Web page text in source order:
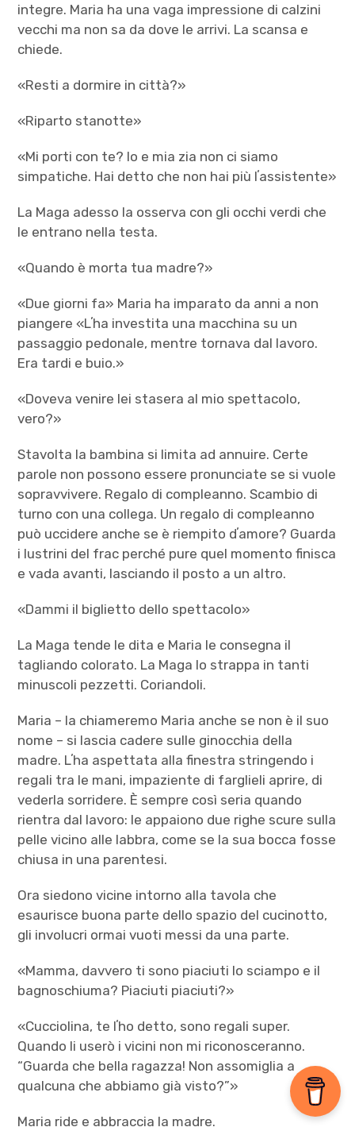
integre. Maria ha una vaga impressione di calzini
vecchi ma non sa da dove le arrivi. La scansa e
chiede.
«Resti a dormire in città?»
«Riparto stanotte»
«Mi porti con te? Io e mia zia non ci siamo
simpatiche. Hai detto che non hai più lʼassistente»
La Maga adesso la osserva con gli occhi verdi che
le entrano nella testa.
«Quando è morta tua madre?»
«Due giorni fa» Maria ha imparato da anni a non
piangere «Lʼha investita una macchina su un
passaggio pedonale, mentre tornava dal lavoro.
Era tardi e buio.»
«Doveva venire lei stasera al mio spettacolo,
vero?»
Stavolta la bambina si limita ad annuire. Certe
parole non possono essere pronunciate se si vuole
sopravvivere. Regalo di compleanno. Scambio di
turno con una collega. Un regalo di compleanno
può uccidere anche se è riempito dʼamore? Guarda
i lustrini del frac perché pure quel momento finisca
e vada avanti, lasciando il posto a un altro.
«Dammi il biglietto dello spettacolo»
La Maga tende le dita e Maria le consegna il
tagliando colorato. La Maga lo strappa in tanti
minuscoli pezzetti. Coriandoli.
Maria – la chiameremo Maria anche se non è il suo
nome – si lascia cadere sulle ginocchia della
madre. Lʼha aspettata alla finestra stringendo i
regali tra le mani, impaziente di farglieli aprire, di
vederla sorridere. È sempre così seria quando
rientra dal lavoro: le appaiono due righe scure sulla
pelle vicino alle labbra, come se la sua bocca fosse
chiusa in una parentesi.
Ora siedono vicine intorno alla tavola che
esaurisce buona parte dello spazio del cucinotto,
gli involucri ormai vuoti messi da una parte.
«Mamma, davvero ti sono piaciuti lo sciampo e il
bagnoschiuma? Piaciuti piaciuti?»
«Cucciolina, te lʼho detto, sono regali super.
Quando li userò i vicini non mi riconosceranno.
“Guarda che bella ragazza! Non assomiglia a
qualcuna che abbiamo già visto?”»
Maria ride e abbraccia la madre.